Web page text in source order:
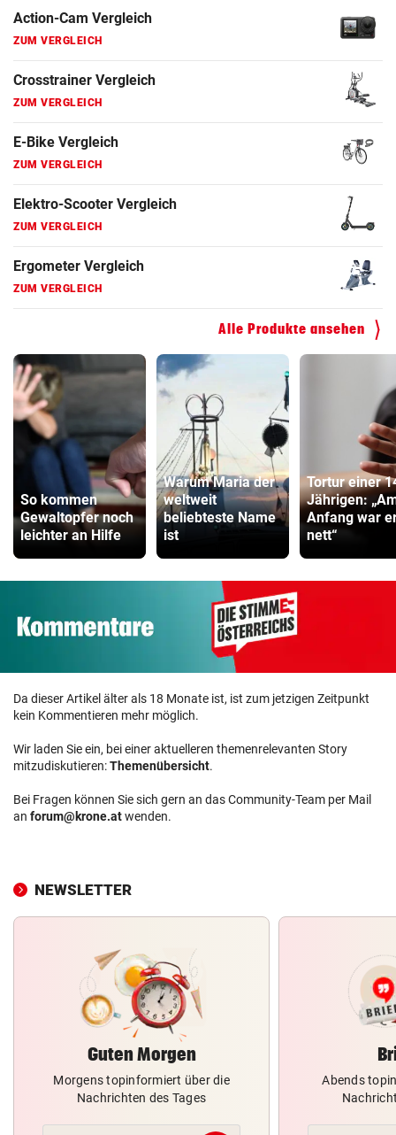
ZUM VERGLEICH
Kinderfahrrad Vergleich
ZUM VERGLEICH
Alle Produkte ansehen
So kommen
Gewaltopfer noch
leichter an Hilfe
Warum Maria der
weltweit
beliebteste Name
ist
Tortur einer
Jährigen:
Anfang war
nett“
Da dieser Artikel älter als 18 Monate ist, ist zum jetzigen Zeitpunkt
kein Kommentieren mehr möglich.
Wir laden Sie ein, bei einer aktuelleren themenrelevanten Story
mitzudiskutieren:Themenübersicht.
Bei Fragen können Sie sich gern an das Community-Team per Mail
an forum@krone.atwenden.
NEWSLETTER
Guten Morgen
Morgens topinformiert über die
Nachrichten des Tages
Abends